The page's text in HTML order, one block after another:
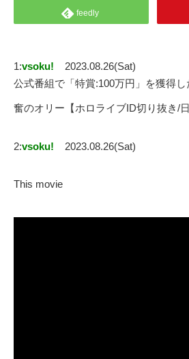
feedly
1:vsoku!
2023.08.26(Sat)
公式番組で「特賞:100万円」を獲得
奮のオリー【ホロライブID切り抜き/
2:vsoku! 2023.08.26(Sat)
This movie